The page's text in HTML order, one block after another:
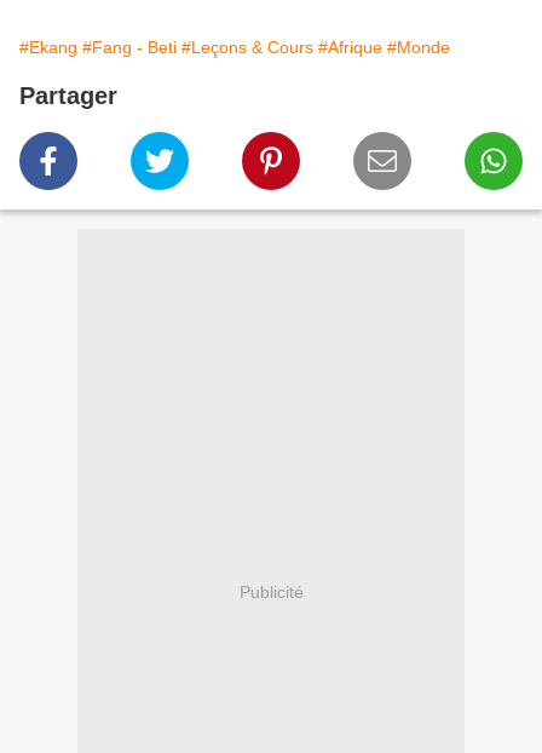
#Ekang #Fang - Beti #Leçons & Cours #Afrique #Monde
Partager
Publicité